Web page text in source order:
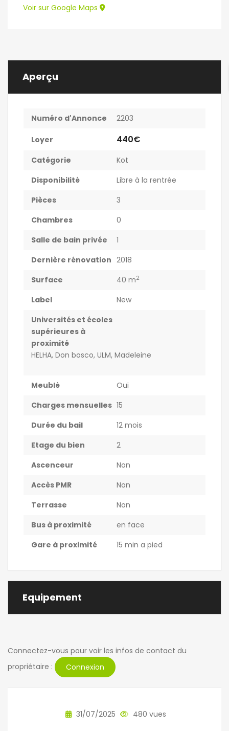
Voir sur Google Maps
Aperçu
Numéro d'Annonce 2203
Loyer 440€
Catégorie
Kot
Disponibilité
Libre à la rentrée
Pièces
3
Chambres
0
Salle de bain privée
1
Dernière rénovation 2018
Surface
40 m2
Label
New
Universités et écoles
supérieures à
proximité
HELHA, Don bosco, ULM, Madeleine
Meublé
Oui
Charges mensuelles 15
Durée du bail
12 mois
Etage du bien
2
Ascenceur
Non
Accès PMR
Non
Terrasse
Non
Bus à proximité
en face
Gare à proximité
15 min a pied
Equipement
Connectez-vous pour voir les infos de contact du
propriétaire :
Connexion
31/07/2025 480 vues